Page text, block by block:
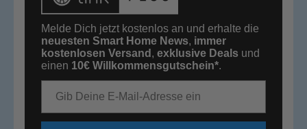
Melde Dich jetzt kostenlos an und erhalte die
neuesten Smart Home News, immer
kostenlosen Versand , exklusive Deals und
einen 10€ Willkommensgutschein*.